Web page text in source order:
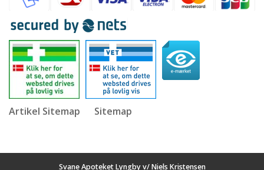
Artikel Sitemap Sitemap
Svane Apoteket Lyngby v/ Niels Kristensen